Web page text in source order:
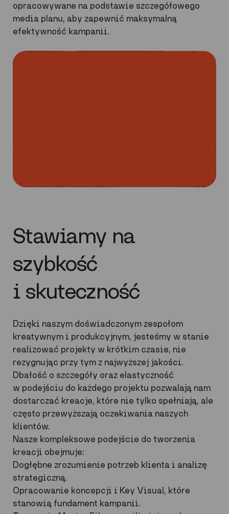
opracowywane na podstawie szczegółowego
media planu, aby zapewnić maksymalną
efektywność kampanii.
Stawiamy na
szybkość
i skuteczność
Dzięki naszym doświadczonym zespołom
kreatywnym i produkcyjnym, jesteśmy w stanie
realizować projekty w krótkim czasie, nie
rezygnując przy tym z najwyższej jakości.
Dbałość o szczegóły oraz elastyczność
w podejściu do każdego projektu pozwalają nam
dostarczać kreacje, które nie tylko spełniają, ale
często przewyższają oczekiwania naszych
klientów.
Nasze kompleksowe podejście do tworzenia
kreacji obejmuje:
Dogłębne zrozumienie potrzeb klienta i analizę
strategiczną.
Opracowanie koncepcji i Key Visual, które
stanowią fundament kampanii.